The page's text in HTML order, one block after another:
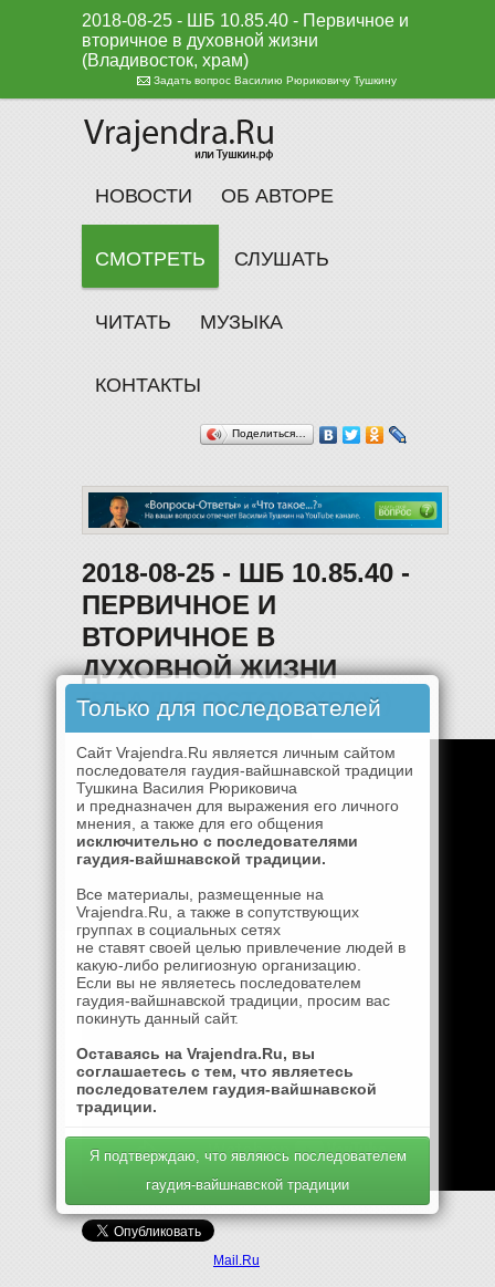
2018-08-25 - ШБ 10.85.40 - Первичное и
вторичное в духовной жизни
(Владивосток, храм)
Задать вопрос Василию Рюриковичу Тушкину
НОВОСТИ ОБ АВТОРЕ
СМОТРЕТЬ СЛУШАТЬ
ЧИТАТЬ МУЗЫКА
КОНТАКТЫ
Поделиться…
2018-08-25 - ШБ 10.85.40 -
ПЕРВИЧНОЕ И
ВТОРИЧНОЕ В
ДУХОВНОЙ ЖИЗНИ
(ВЛАДИВОСТОК, ХРАМ)
Mail.Ru
Только для последователей
Сайт Vrajendra.Ru является личным сайтом
последователя гаудия-вайшнавской традиции
Тушкина Василия Рюриковича
и предназначен для выражения его личного
мнения, а также для его общения
исключительно с последователями
гаудия-вайшнавской традиции.
Все материалы, размещенные на
Vrajendra.Ru, а также в сопутствующих
группах в социальных сетях
не ставят своей целью привлечение людей в
какую-либо религиозную организацию.
Если вы не являетесь последователем
гаудия-вайшнавской традиции, просим вас
покинуть данный сайт.
Оставаясь на Vrajendra.Ru, вы
соглашаетесь с тем, что являетесь
последователем гаудия-вайшнавской
традиции.
Я подтверждаю, что являюсь последователем
гаудия-вайшнавской традиции